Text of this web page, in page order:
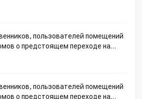
с АО
пользователей помещений
о предстоящем переходе на
с АО
пользователей помещений
о предстоящем переходе на